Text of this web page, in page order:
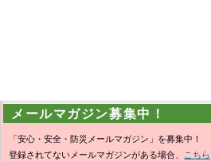
メールマガジン募集中！
「安心・安全・防災メールマガジン」を募集中！
登録されてないメールマガジンがある場合、
こちら